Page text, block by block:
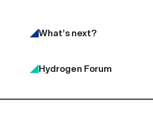
What’s next?
Hydrogen Forum